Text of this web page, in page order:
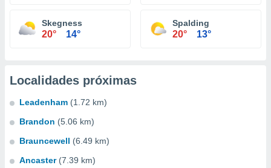
Skegness
20° 14°
Spalding
20° 13°
Localidades próximas
Leadenham (1.72 km)
Brandon (5.06 km)
Brauncewell (6.49 km)
Ancaster (7.39 km)